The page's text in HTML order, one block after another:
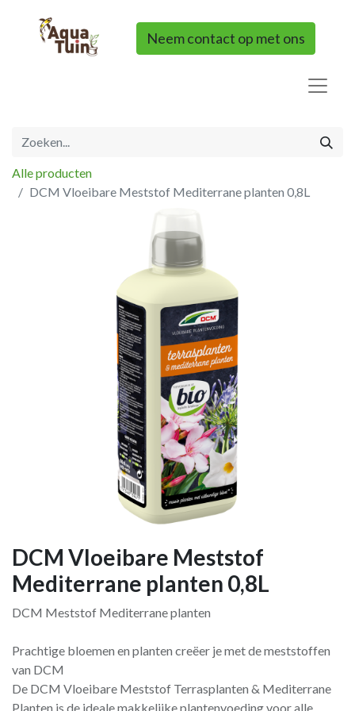
Neem contact op met ons
Alle producten
DCM Vloeibare Meststof Mediterrane planten 0,8L
DCM Vloeibare Meststof
Mediterrane planten 0,8L
DCM Meststof Mediterrane planten
Prachtige bloemen en planten creëer je met de meststoffen
van DCM
De DCM Vloeibare Meststof Terrasplanten & Mediterrane
Planten is de ideale makkelijke plantenvoeding voor alle